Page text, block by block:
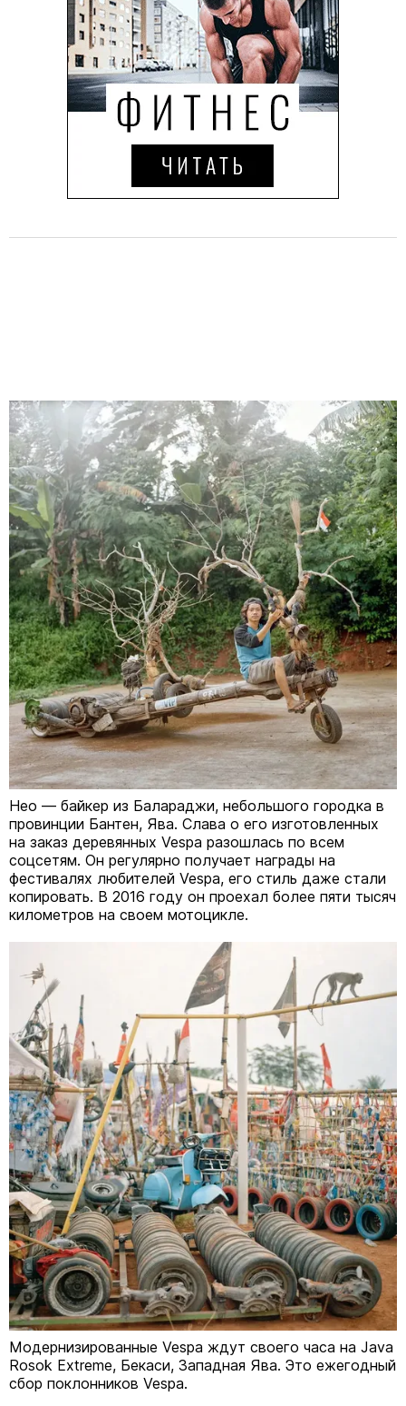
Нео — байкер из Балараджи, небольшого городка в
провинции Бантен, Ява. Слава о его изготовленных
на заказ деревянных Vespa разошлась по всем
соцсетям. Он регулярно получает награды на
фестивалях любителей Vespa, его стиль даже стали
копировать. В 2016 году он проехал более пяти тысяч
километров на своем мотоцикле.
Модернизированные Vespa ждут своего часа на Java
Rosok Extreme, Бекаси, Западная Ява. Это ежегодный
сбор поклонников Vespa.